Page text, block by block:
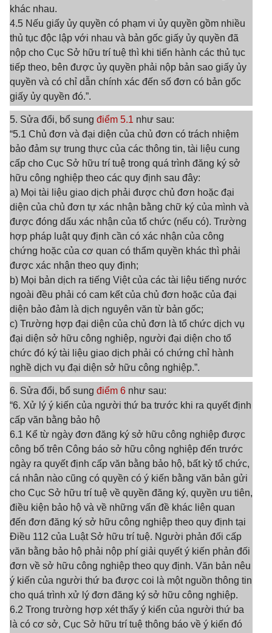
khác nhau.
4.5 Nếu giấy ủy quyền có phạm vi ủy quyền gồm nhiều
thủ tục độc lập với nhau và bản gốc giấy ủy quyền đã
nộp cho Cục Sở hữu trí tuệ thì khi tiến hành các thủ tục
tiếp theo, bên được ủy quyền phải nộp bản sao giấy ủy
quyền và có chỉ dẫn chính xác đến số đơn có bản gốc
giấy ủy quyền đó.”.
5. Sửa đổi, bổ sung điểm 5.1 như sau:
“5.1 Chủ đơn và đại diện của chủ đơn có trách nhiệm
bảo đảm sự trung thực của các thông tin, tài liệu cung
cấp cho Cục Sở hữu trí tuệ trong quá trình đăng ký sở
hữu công nghiệp theo các quy định sau đây:
a) Mọi tài liệu giao dịch phải được chủ đơn hoặc đại
diện của chủ đơn tự xác nhận bằng chữ ký của mình và
được đóng dấu xác nhận của tổ chức (nếu có). Trường
hợp pháp luật quy định cần có xác nhận của công
chứng hoặc của cơ quan có thẩm quyền khác thì phải
được xác nhận theo quy định;
b) Mọi bản dịch ra tiếng Việt của các tài liệu tiếng nước
ngoài đều phải có cam kết của chủ đơn hoặc của đại
diện bảo đảm là dịch nguyên văn từ bản gốc;
c) Trường hợp đại diện của chủ đơn là tổ chức dịch vụ
đại diện sở hữu công nghiệp, người đại diện cho tổ
chức đó ký tài liệu giao dịch phải có chứng chỉ hành
nghề dịch vụ đại diện sở hữu công nghiệp.”.
6. Sửa đổi, bổ sung điểm 6 như sau:
“6. Xử lý ý kiến của người thứ ba trước khi ra quyết định
cấp văn bằng bảo hộ
6.1 Kể từ ngày đơn đăng ký sở hữu công nghiệp được
công bố trên Công báo sở hữu công nghiệp đến trước
ngày ra quyết định cấp văn bằng bảo hộ, bất kỳ tổ chức,
cá nhân nào cũng có quyền có ý kiến bằng văn bản gửi
cho Cục Sở hữu trí tuệ về quyền đăng ký, quyền ưu tiên,
điều kiện bảo hộ và về những vấn đề khác liên quan
đến đơn đăng ký sở hữu công nghiệp theo quy định tại
Điều 112 của Luật Sở hữu trí tuệ. Người phản đối cấp
văn bằng bảo hộ phải nộp phí giải quyết ý kiến phản đối
đơn về sở hữu công nghiệp theo quy định. Văn bản nêu
ý kiến của người thứ ba được coi là một nguồn thông tin
cho quá trình xử lý đơn đăng ký sở hữu công nghiệp.
6.2 Trong trường hợp xét thấy ý kiến của người thứ ba
là có cơ sở, Cục Sở hữu trí tuệ thông báo về ý kiến đó